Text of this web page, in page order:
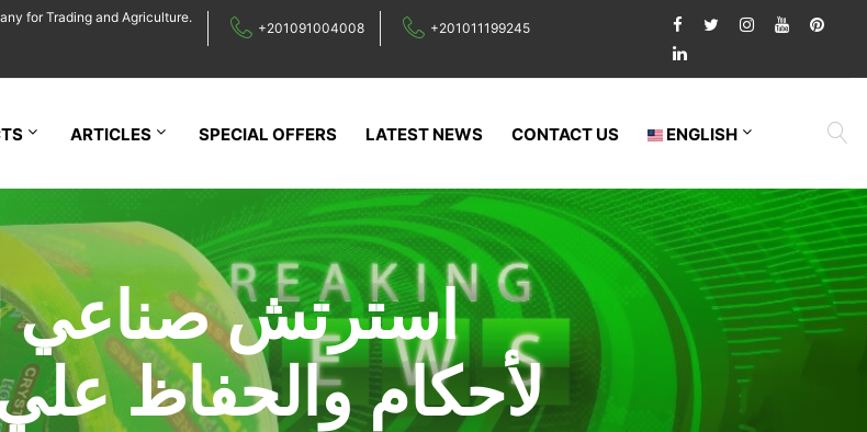
for Trading and Agriculture.
+201091004008 +201011199245
ARTICLES SPECIAL OFFERS LATEST NEWS CONTACT US ENGLISH
استرتش صناعي
لأحكام والحفاظ